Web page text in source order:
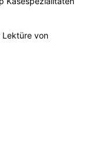
Lektüre von